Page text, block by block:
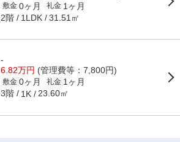
敷金 0ヶ月 礼金 1ヶ月
2階 1LDK 31.51㎡
-
6.82万円 (管理費等：7,800円)
敷金 0ヶ月 礼金 1ヶ月
3階 1K 23.60㎡